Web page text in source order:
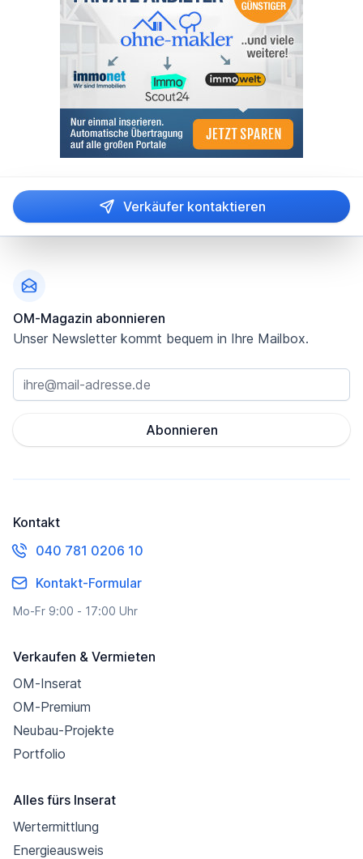
Verkäufer kontaktieren
OM-Magazin abonnieren
Unser Newsletter kommt bequem in Ihre Mailbox.
Abonnieren
Kontakt
040 781 0206 10
Kontakt-Formular
Mo-Fr 9:00 - 17:00 Uhr
Verkaufen & Vermieten
OM-Inserat
OM-Premium
Neubau-Projekte
Portfolio
Alles fürs Inserat
Wertermittlung
Energieausweis